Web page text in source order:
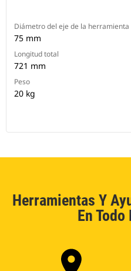
Diámetro del eje de la herramienta
75 mm
Longitud total
721 mm
Peso
20 kg
Herramientas Y
En